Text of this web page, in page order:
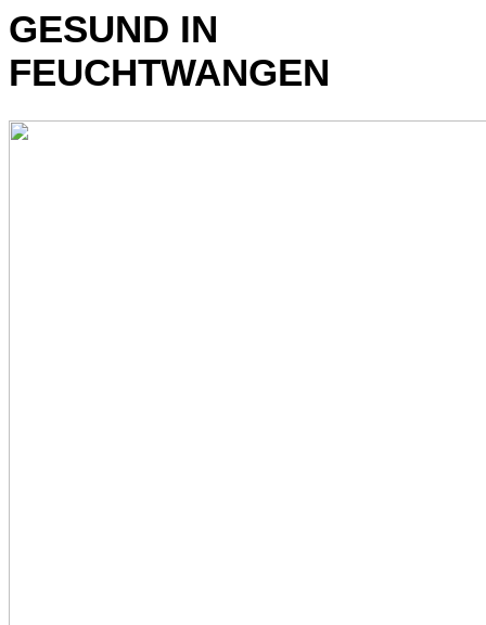
GESUND IN
FEUCHTWANGEN